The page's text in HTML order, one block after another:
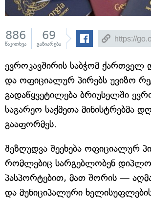
886
წაკითხვა
69
გაზიარება
ევროკავშირის საბჭომ ქართველ
და ოფიციალურ პირებს უვიზო
გადაწყვეტილება ბრიუსელში
საგარეო საქმეთა მინისტრებმა
გააფორმეს.
შეზღუდვა შეეხება ოფიციალურ
რომლებიც სარგებლობენ
პასპორტებით, მათ შორის —
და მუნიციპალური